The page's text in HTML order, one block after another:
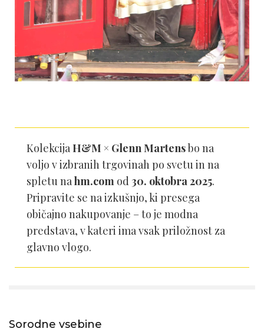
KolekcijaH&M × Glenn Martensbo na
voljo v izbranih trgovinah po svetu in na
spletu nahm.com od 30. oktobra 2025.
Pripravite se na izkušnjo, ki presega
običajno nakupovanje – to je modna
predstava, v kateri ima vsak priložnost za
glavno vlogo.
Sorodne vsebine